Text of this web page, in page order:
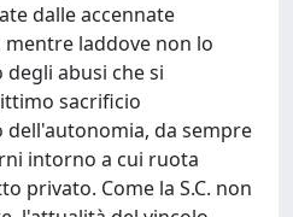
dalle accennate
laddove non lo
abusi che si
sacrificio
da sempre
intorno a cui ruota
privato. Come la S.C. non